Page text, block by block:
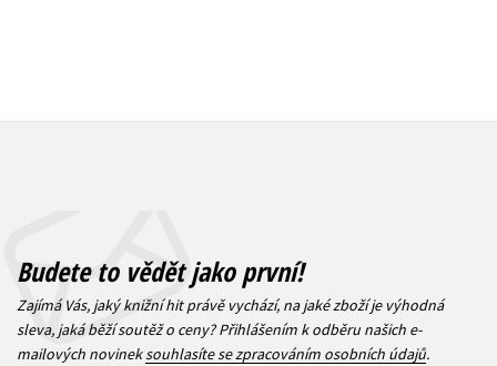
Budete to vědět jako první!
Zajímá Vás, jaký knižní hit právě vychází, na jaké zboží je výhodná
sleva, jaká běží soutěž o ceny? Přihlášením k odběru našich e-
mailových novineksouhlasíte se zpracováním osobních údajů.